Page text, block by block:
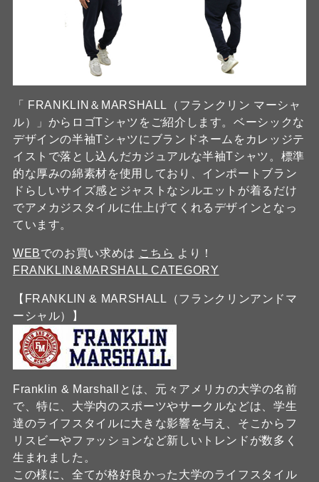
「 FRANKLIN＆MARSHALL（フランクリン マーシャ
ル）」からロゴTシャツをご紹介します。ベーシックな
デザインの半袖Tシャツにブランドネームをカレッジテ
イストで落とし込んだカジュアルな半袖Tシャツ。標準
的な厚みの綿素材を使用しており、インポートブラン
ドらしいサイズ感とジャストなシルエットが着るだけ
でアメカジスタイルに仕上げてくれるデザインとなっ
ています。
WEBでのお買い求めは こちら より！
FRANKLIN&MARSHALL CATEGORY
【FRANKLIN & MARSHALL（フランクリンアンドマ
ーシャル）】
Franklin & Marshallとは、元々アメリカの大学の名前
で、特に、大学内のスポーツやサークルなどは、学生
達のライフスタイルに大きな影響を与え、そこからフ
リスビーやファッションなど新しいトレンドが数多く
生まれました。
この様に、全てが格好良かった大学のライフスタイル